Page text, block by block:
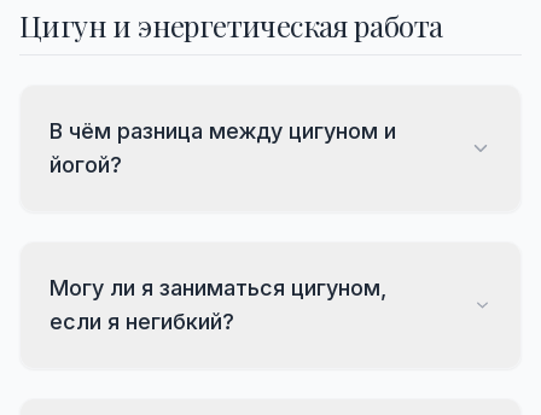
Цигун и энергетическая работа
В чём разница между цигуном и
йогой?
Могу ли я заниматься цигуном,
если я негибкий?